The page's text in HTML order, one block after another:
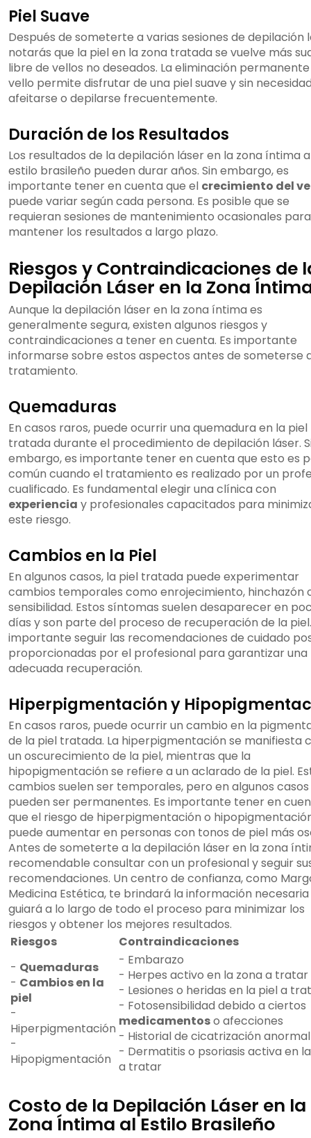
Piel Suave
Después de someterte a varias sesiones de depilación
notarás que la piel en la zona tratada se vuelve más
libre de vellos no deseados. La eliminación
vello permite disfrutar de una piel suave y sin
afeitarse o depilarse frecuentemente.
Duración de los Resultados
Los resultados de la depilación láser en la zona íntima
estilo brasileño pueden durar años. Sin embargo, es
importante tener en cuenta que el crecimiento del
puede variar según cada persona. Es posible que se
requieran sesiones de mantenimiento ocasionales para
mantener los resultados a largo plazo.
Riesgos y Contraindicaciones de
Depilación Láser en la Zona
Aunque la depilación láser en la zona íntima es
generalmente segura, existen algunos riesgos y
contraindicaciones a tener en cuenta. Es importante
informarse sobre estos aspectos antes de someterse
tratamiento.
Quemaduras
En casos raros, puede ocurrir una quemadura en la piel
tratada durante el procedimiento de depilación láser.
embargo, es importante tener en cuenta que esto es
común cuando el tratamiento es realizado por un
cualificado. Es fundamental elegir una clínica con
experiencia y profesionales capacitados para
este riesgo.
Cambios en la Piel
En algunos casos, la piel tratada puede experimentar
cambios temporales como enrojecimiento, hinchazón
sensibilidad. Estos síntomas suelen desaparecer en
días y son parte del proceso de recuperación de la
importante seguir las recomendaciones de cuidado
proporcionadas por el profesional para garantizar una
adecuada recuperación.
Hiperpigmentación y
En casos raros, puede ocurrir un cambio en la
de la piel tratada. La hiperpigmentación se manifiesta
un oscurecimiento de la piel, mientras que la
hipopigmentación se refiere a un aclarado de la piel.
cambios suelen ser temporales, pero en algunos casos
pueden ser permanentes. Es importante tener en
que el riesgo de hiperpigmentación o
puede aumentar en personas con tonos de piel más
Antes de someterte a la depilación láser en la zona
recomendable consultar con un profesional y seguir
recomendaciones. Un centro de confianza, como
Medicina Estética, te brindará la información
guiará a lo largo de todo el proceso para minimizar los
riesgos y obtener los mejores resultados.
Riesgos
Contraindicaciones
- Quemaduras
- Cambios en la
piel
-
Hiperpigmentación
-
Hipopigmentación
- Embarazo
- Herpes activo en la zona a tratar
- Lesiones o heridas en la piel a
- Fotosensibilidad debido a ciertos
medicamentoso afecciones
- Historial de cicatrización anormal
- Dermatitis o psoriasis activa en
a tratar
Costo de la Depilación Láser en la
Zona Íntima al Estilo Brasileño